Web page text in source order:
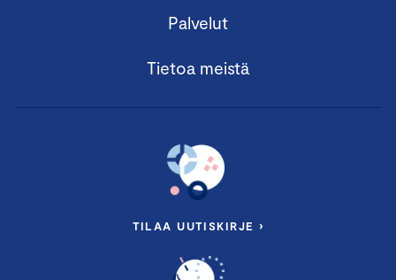
Palvelut
Tietoa meistä
TILAA UUTISKIRJE ›